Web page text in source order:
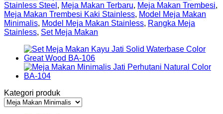
Stainless Steel , Meja Makan Terbaru, Meja Makan Trembesi,
Meja Makan Trembesi Kaki Stainless, Model Meja Makan
Minimalis, Model Meja Makan Stainless, Rangka Meja
Stainless, Set Meja Makan
Kategori produk